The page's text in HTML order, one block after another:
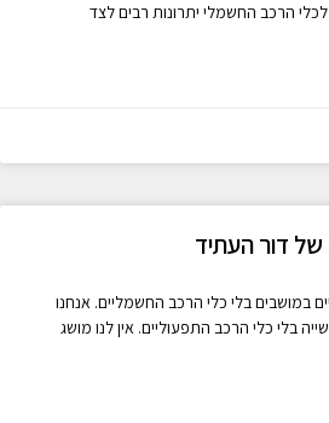
הרכב החשמלי יתרונות רבים לצד
דור העתיד
במושבים בלי כלי הרכב החשמליים. אנחנו
בלי כלי הרכב התפעוליים. אין לנו מושג